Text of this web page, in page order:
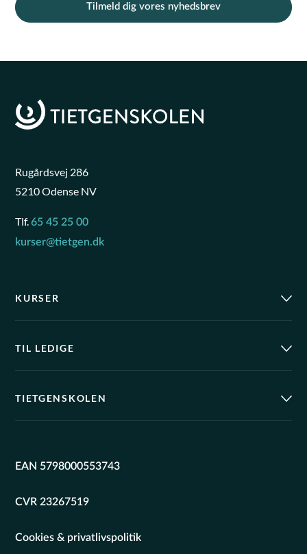
Tilmeld dig vores nyhedsbrev
Rugårdsvej 286
5210 Odense NV
Tlf.65 45 25 00
kurser@tietgen.dk
KURSER
TIL LEDIGE
TIETGENSKOLEN
EAN 5798000553743
CVR 23267519
Cookies & privatlivspolitik